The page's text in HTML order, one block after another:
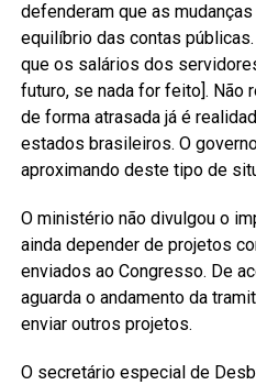
defenderam que as
equilíbrio das contas
que os salários dos
futuro, se nada for feito]. Não
de forma atrasada já é
estados brasileiros. O
aproximando deste tipo de
O ministério não divulgou o
ainda depender de projetos
enviados ao Congresso. De
aguarda o andamento da
enviar outros projetos.
O secretário especial de